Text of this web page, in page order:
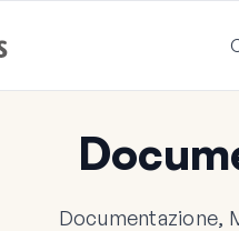
Documentazione,